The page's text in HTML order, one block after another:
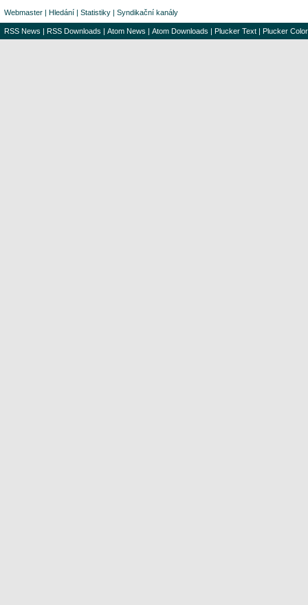
Webmaster | Hledání | Statistiky | Syndikační kanály
RSS News | RSS Downloads | Atom News | Atom Downloads | Plucker Text | Plucker Color